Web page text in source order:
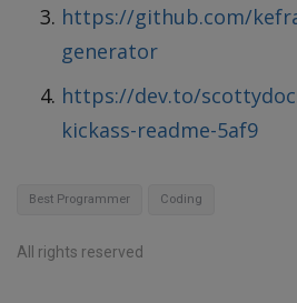
https://github.com/
generator
https://dev.to/
kickass-readme-5af9
Best Programmer Coding
All rights reserved